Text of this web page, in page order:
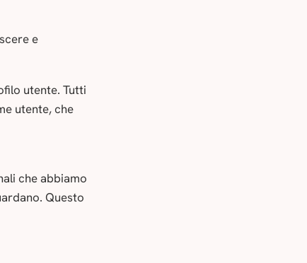
e
utente. Tutti
utente, che
che abbiamo
Questo